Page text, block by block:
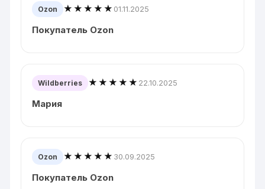
Ozon ★★★★★ 01.11.2025
Покупатель Ozon
Wildberries ★★★★★ 22.10.2025
Мария
Ozon ★★★★★ 30.09.2025
Покупатель Ozon